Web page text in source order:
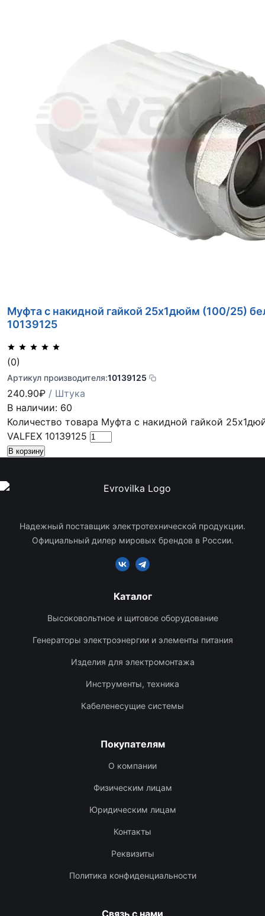
Муфта с накидной гайкой 25х1дюйм (100/25)
10139125
(0)
Артикул производителя:10139125
240.90₽ / Штука
В наличии: 60
Количество товара Муфта с накидной гайкой
VALFEX 10139125
В корзину
Надежный поставщик электротехнической продукции.
Официальный дилер мировых брендов в России.
Каталог
Высоковольтное и щитовое оборудование
Генераторы электроэнергии и элементы питания
Изделия для электромонтажа
Инструменты, техника
Кабеленесущие системы
Покупателям
О компании
Физическим лицам
Юридическим лицам
Контакты
Реквизиты
Политика конфиденциальности
Связь с нами